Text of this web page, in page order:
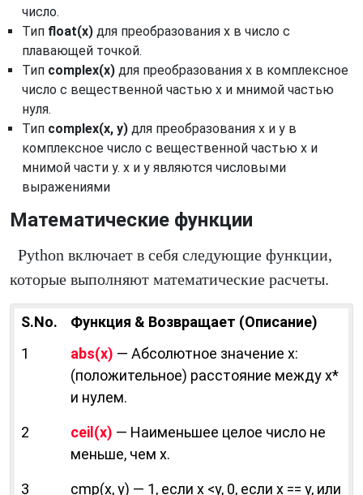
число.
Тип float(х) для преобразования х в число с
плавающей точкой.
Тип complex(х) для преобразования х в комплексное
число с вещественной частью х и мнимой частью
нуля.
Тип complex(х, у) для преобразования х и у в
комплексное число с вещественной частью х и
мнимой части у. х и у являются числовыми
выражениями
Математические функции
Python включает в себя следующие функции,
которые выполняют математические расчеты.
S.No.
Функция & Возвращает (Описание)
1
abs(х) — Абсолютное значение х:
(положительное) расстояние между x*
и нулем.
2 ceil(х) — Наименьшее целое число не
меньше, чем х.
3
cmp(х, у) — 1, если х <у, 0, если х == у, или